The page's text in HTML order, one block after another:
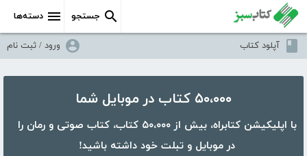
دسته‌ها جستجو
آپلود کتاب ورود / ثبت نام
۵۰،۰۰۰ کتاب در موبایل شما
با اپلیکیشن کتابراه، بیش از ۵۰،۰۰۰ کتاب، کتاب صوتی و رمان را
در موبایل و تبلت خود داشته باشید!